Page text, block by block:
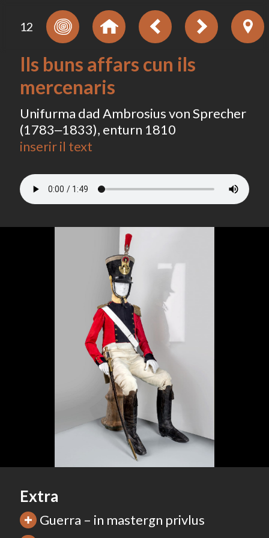
12
Ils buns affars cun ils
mercenaris
Unifurma dad Ambrosius von Sprecher
(1783‒1833), enturn 1810
inserir il text
Extra
Guerra – in mastergn privlus